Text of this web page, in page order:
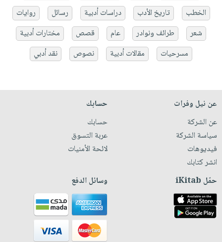
الخطب
تاريخ الأدب دراسات أدبية رسائل
روايات
شعر
طرائف ونوادر عام قصص
مختارات أدبية
مسرحيات
مقالات أدبية نصوص نقد أدبي
عن نيل وفرات
عن الشركة
سياسة الشركة
فيديوهات
انشر كتابك
حسابك
حسابك
عربة التسوق
لائحة الأمنيات
حمّل iKitab وسائل الدفع